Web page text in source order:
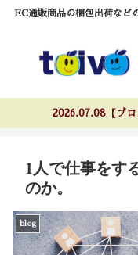
EC通販商品の梱包出荷など
2026.07.08【ブ
1人で仕事をす
のか。
blog